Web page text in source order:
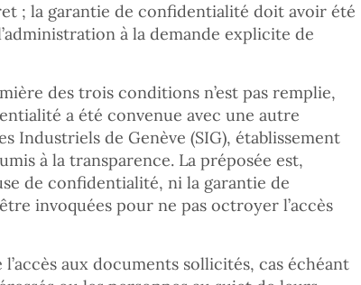
; la garantie de confidentialité doit avoir été
à la demande explicite de
des trois conditions n’est pas remplie,
a été convenue avec une autre
Industriels de Genève (SIG), établissement
à la transparence. La préposée est,
de confidentialité, ni la garantie de
invoquées pour ne pas octroyer l’accès
aux documents sollicités, cas échéant